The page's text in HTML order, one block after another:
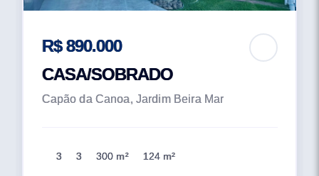
R$ 890.000
CASA/SOBRADO
Capão da Canoa, Jardim Beira Mar
3 3 300 m² 124 m²